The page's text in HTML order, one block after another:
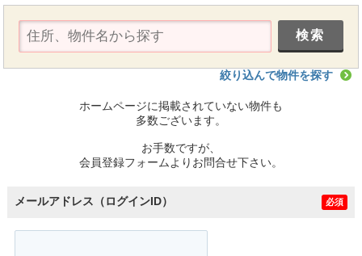
絞り込んで物件を探す
ホームページに掲載されていない物件も
多数ございます。
お手数ですが、
会員登録フォームよりお問合せ下さい。
メールアドレス（ログインID） 必須